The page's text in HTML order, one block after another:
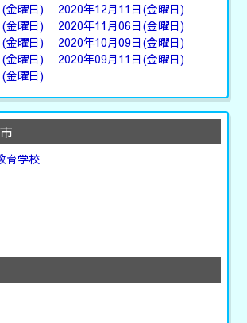
金曜日)
2020年12月11日(金曜日)
金曜日)
2020年11月06日(金曜日)
金曜日)
2020年10月09日(金曜日)
金曜日)
2020年09月11日(金曜日)
金曜日)
育学校